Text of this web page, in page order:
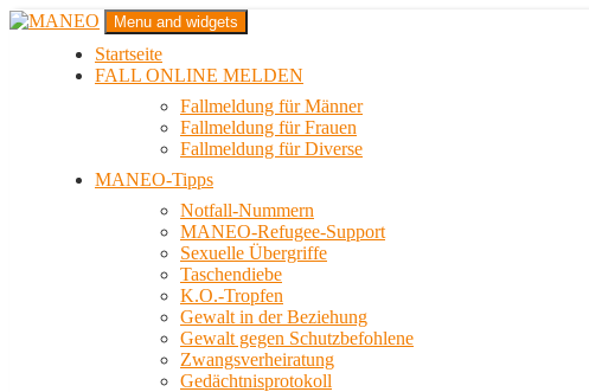
Zum
MANEO
Das schwule Anti-Gewalt-Projekt in Berlin
Menu and widgets
Startseite
FALL ONLINE MELDEN
Fallmeldung für Männer
Fallmeldung für Frauen
Fallmeldung für Diverse
MANEO-Tipps
Notfall-Nummern
MANEO-Refugee-Support
Sexuelle Übergriffe
Taschendiebe
K.O.-Tropfen
Gewalt in der Beziehung
Gewalt gegen Schutzbefohlene
Zwangsverheiratung
Gedächtnisprotokoll